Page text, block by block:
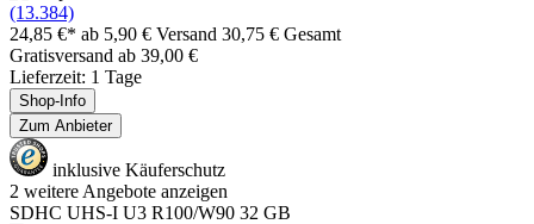
(13.384)
24,85 €* ab 5,90 € Versand 30,75 € Gesamt
Gratisversand ab 39,00 €
Lieferzeit: 1 Tage
Shop-Info
Zum Anbieter
inklusive Käuferschutz
2 weitere Angebote anzeigen
SDHC UHS-I U3 R100/W90 32 GB